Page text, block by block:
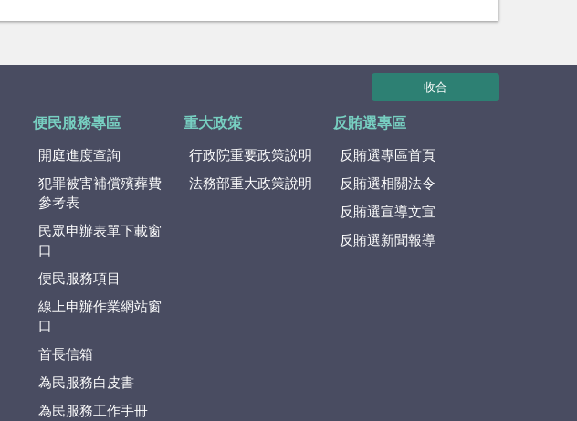
收合
便民服務專區
開庭進度查詢
犯罪被害補償殯葬費
參考表
民眾申辦表單下載窗
口
便民服務項目
線上申辦作業網站窗
口
首長信箱
為民服務白皮書
為民服務工作手冊
重大政策
行政院重要政策說明
法務部重大政策說明
反賄選專區
反賄選專區首頁
反賄選相關法令
反賄選宣導文宣
反賄選新聞報導